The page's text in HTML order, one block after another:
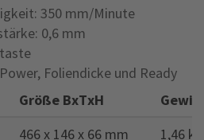
350 mm/Minute
0,6 mm
Foliendicke und Ready
Größe BxTxH
466 x 146 x 66 mm 1,46 kg